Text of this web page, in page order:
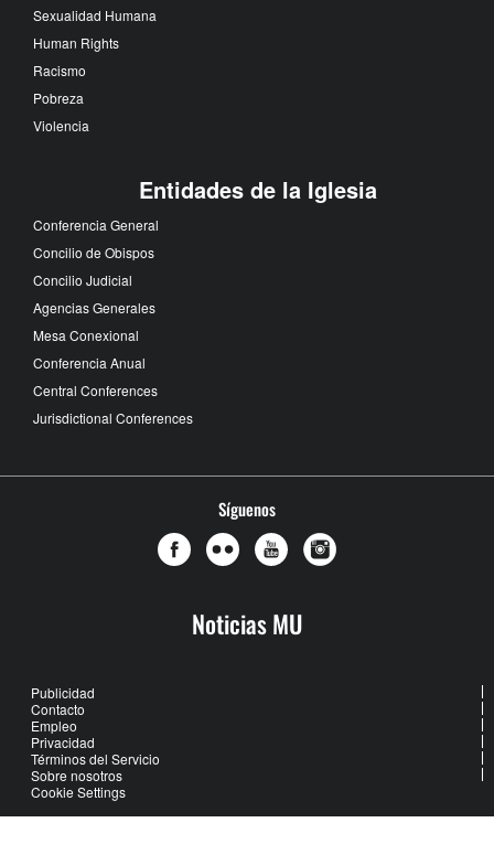
Sexualidad Humana
Human Rights
Racismo
Pobreza
Violencia
Entidades de la Iglesia
Conferencia General
Concilio de Obispos
Concilio Judicial
Agencias Generales
Mesa Conexional
Conferencia Anual
Central Conferences
Jurisdictional Conferences
Síguenos
Noticias MU
Publicidad
Contacto
Empleo
Privacidad
Términos del Servicio
Sobre nosotros
Cookie Settings